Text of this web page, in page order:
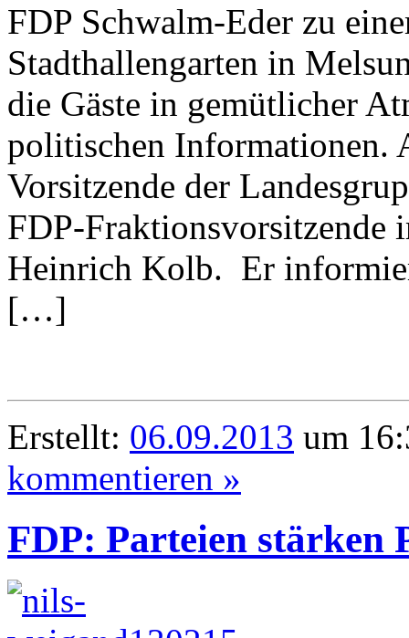
FDP Schwalm-Eder zu
Stadthallengarten in
die Gäste in gemütlicher
politischen Informationen.
Vorsitzende der
FDP-Fraktionsvorsitzende
Heinrich Kolb. Er
[…]
Erstellt: 06.09.2013 um
kommentieren »
FDP: Parteien stärken